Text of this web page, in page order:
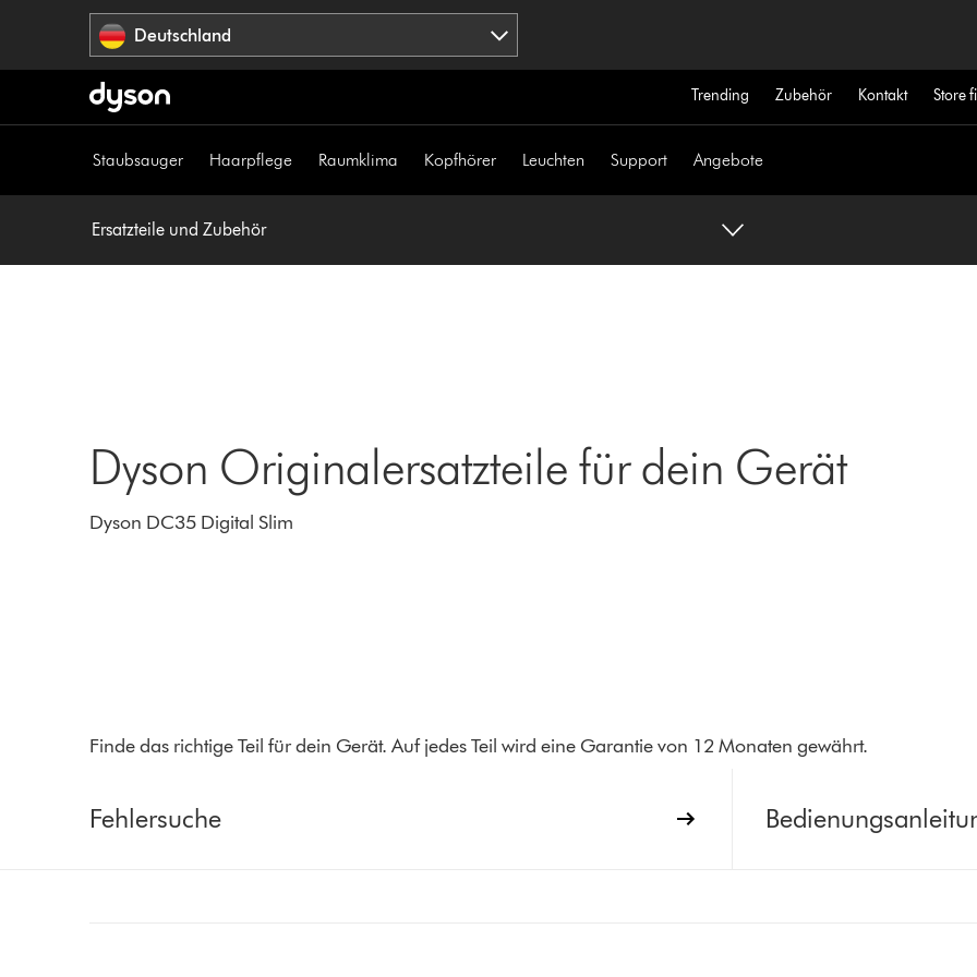
Deutschland
Trending Zubehör Kontakt Store
Staubsauger Haarpflege Raumklima Kopfhörer Leuchten Support Angebote
Ersatzteile und Zubehör
Dyson Originalersatzteile für dein Gerät
Dyson DC35 Digital Slim
Finde das richtige Teil für dein Gerät. Auf jedes Teil wird eine Garantie von 12 Monaten gewährt.
Fehlersuche